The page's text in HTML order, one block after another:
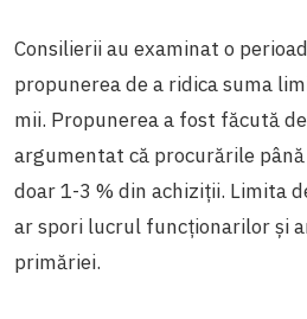
Consilierii au examinat o
propunerea de a ridica suma
mii. Propunerea a fost făcută
argumentat că procurările
doar 1-3 % din achiziții. Limita
ar spori lucrul funcționarilor și
primăriei.